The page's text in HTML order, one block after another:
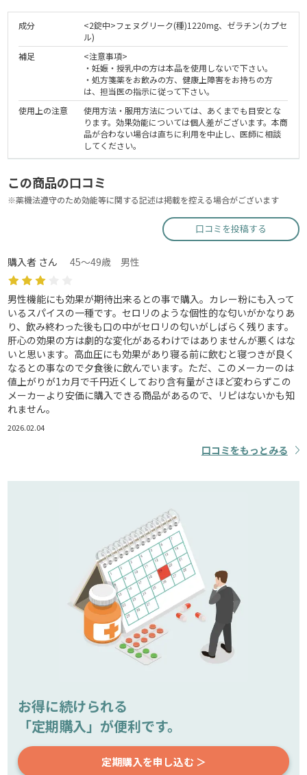
成分
<2錠中>フェヌグリーク(種)1220mg、ゼラチン(カプセ
ル)
補足
<注意事項>
・妊娠・授乳中の方は本品を使用しないで下さい。
・処方箋薬をお飲みの方、健康上障害をお持ちの方
は、担当医の指示に従って下さい。
使用上の注意
使用方法・服用方法については、あくまでも目安とな
ります。効果効能については個人差がございます。本商
品が合わない場合は直ちに利用を中止し、医師に相談
してください。
この商品の口コミ
※薬機法遵守のため効能等に関する記述は掲載を控える場合がございます
口コミを投稿する
購入者 さん 45～49歳 男性
男性機能にも効果が期待出来るとの事で購入。カレー粉にも入って
いるスパイスの一種です。セロリのような個性的な匂いがかなりあ
り、飲み終わった後も口の中がセロリの匂いがしばらく残ります。
肝心の効果の方は劇的な変化があるわけではありませんが悪くはな
いと思います。高血圧にも効果があり寝る前に飲むと寝つきが良く
なるとの事なので夕食後に飲んでいます。ただ、このメーカーのは
値上がりが1カ月で千円近くしており含有量がさほど変わらずこの
メーカーより安価に購入できる商品があるので、リピはないかも知
れません。
2026.02.04
口コミをもっとみる
お得に続けられる
「定期購入」が便利です。
定期購入を申し込む ＞